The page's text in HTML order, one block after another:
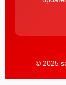
© 2025